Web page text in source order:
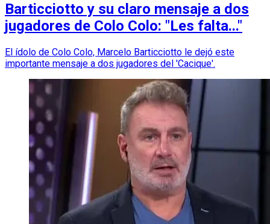
Barticciotto y su claro mensaje a dos
jugadores de Colo Colo: "Les falta..."
El ídolo de Colo Colo, Marcelo Barticciotto le dejó este
importante mensaje a dos jugadores del 'Cacique'.